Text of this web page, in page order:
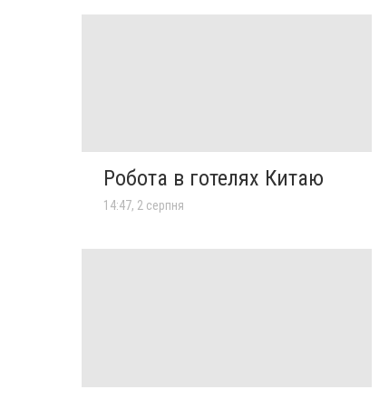
Робота в готелях Китаю
14:47, 2 серпня